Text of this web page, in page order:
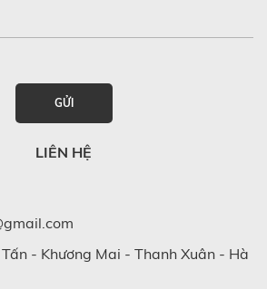
GỬI
LIÊN HỆ
- Khương Mai - Thanh Xuân - Hà